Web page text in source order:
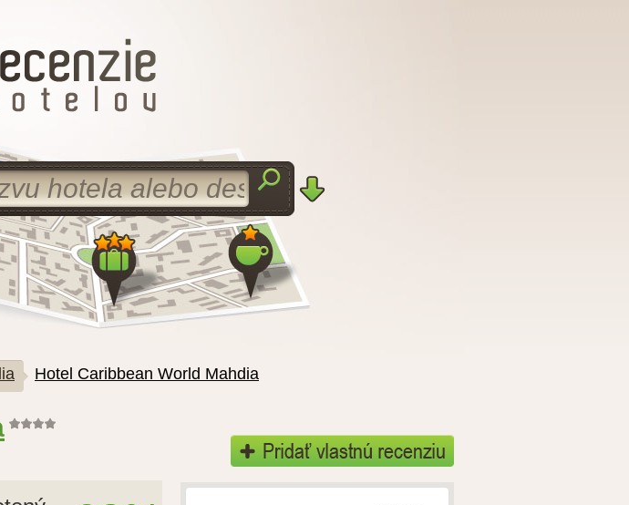
Hotel Caribbean World Mahdia